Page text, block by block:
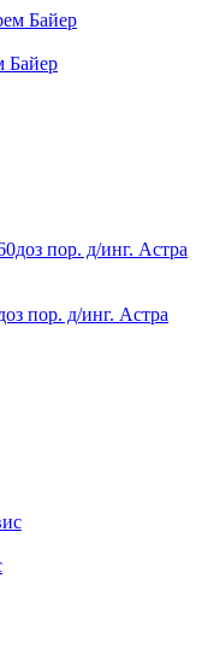
Байер
пор. д/инг. Астра